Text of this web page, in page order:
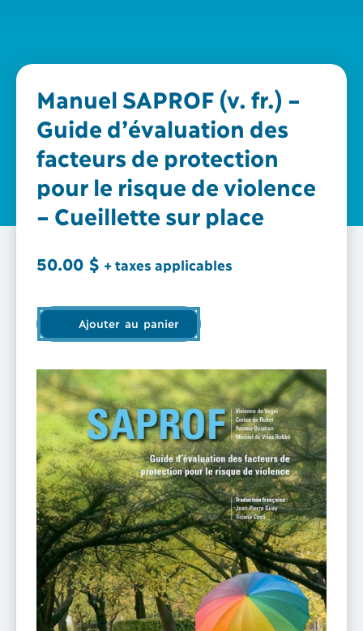
Manuel SAPROF (v. fr.) –
Guide d’évaluation des
facteurs de protection
pour le risque de violence
– Cueillette sur place
50.00 $ + taxes applicables
Ajouter au panier